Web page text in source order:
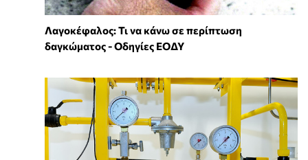
Λαγοκέφαλος: Τι να κάνω σε περίπτωση
δαγκώματος - Οδηγίες ΕΟΔΥ